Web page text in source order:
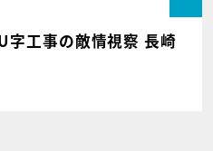
字工事の敵情視察 長崎